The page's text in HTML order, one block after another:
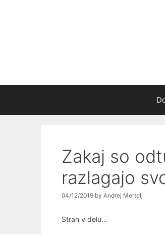
Zakaj so
razlagajo
04/12/2019 by Andrej Mertelj
Stran v delu…